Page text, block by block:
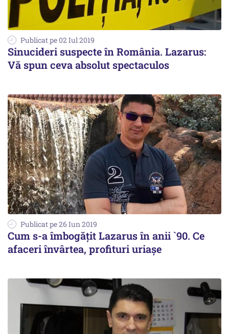
Publicat pe 02 Iul 2019
Sinucideri suspecte în România. Lazarus:
Vă spun ceva absolut spectaculos
Publicat pe 26 Iun 2019
Cum s-a îmbogățit Lazarus în anii `90. Ce
afaceri învârtea, profituri uriașe